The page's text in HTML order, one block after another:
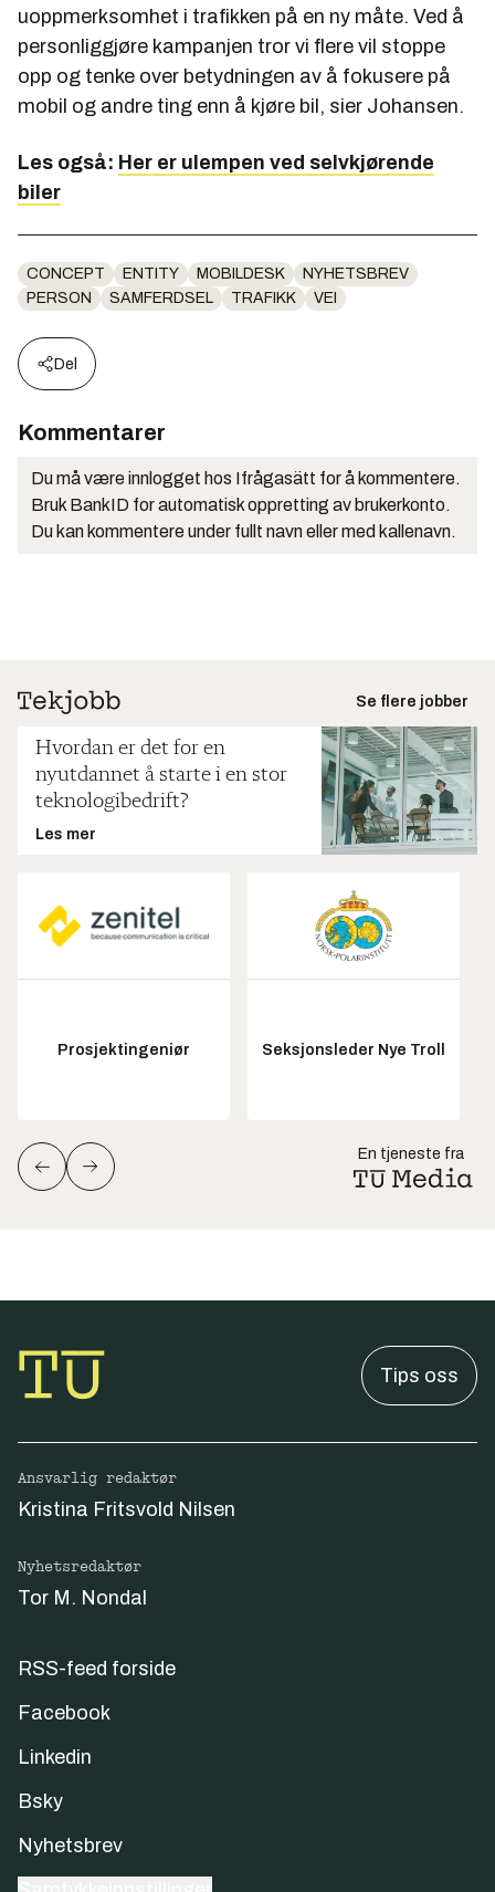
uoppmerksomhet i trafikken på en ny måte. Ved å
personliggjøre kampanjen tror vi flere vil stoppe
opp og tenke over betydningen av å fokusere på
mobil og andre ting enn å kjøre bil, sier Johansen.
Les også: Her er ulempen ved selvkjørende
biler
CONCEPT ENTITY MOBILDESK
NYHETSBREV
PERSON
SAMFERDSEL TRAFIKK VEI
Del
Kommentarer
Du må være innlogget hos Ifrågasätt for å kommentere.
Bruk BankID for automatisk oppretting av brukerkonto.
Du kan kommentere under fullt navn eller med kallenavn.
Se flere jobber
Hvordan er det for en
nyutdannet å starte i en stor
teknologibedrift?
Les mer
Prosjektingeniør Seksjonsleder Nye Troll
En tjeneste fra
Tips oss
Ansvarlig redaktør
Kristina Fritsvold Nilsen
Nyhetsredaktør
Tor M. Nondal
RSS-feed forside
Facebook
Linkedin
Bsky
Nyhetsbrev